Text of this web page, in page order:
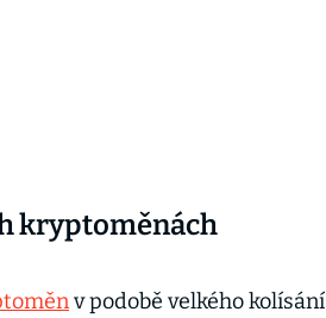
kryptoměnách
v podobě velkého kolísání